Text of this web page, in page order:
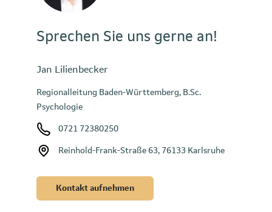
Sprechen Sie uns gerne an!
Jan Lilienbecker
Regionalleitung Baden-Württemberg, B.Sc.
Psychologie
0721 72380250
Reinhold-Frank-Straße 63, 76133 Karlsruhe
Kontakt aufnehmen